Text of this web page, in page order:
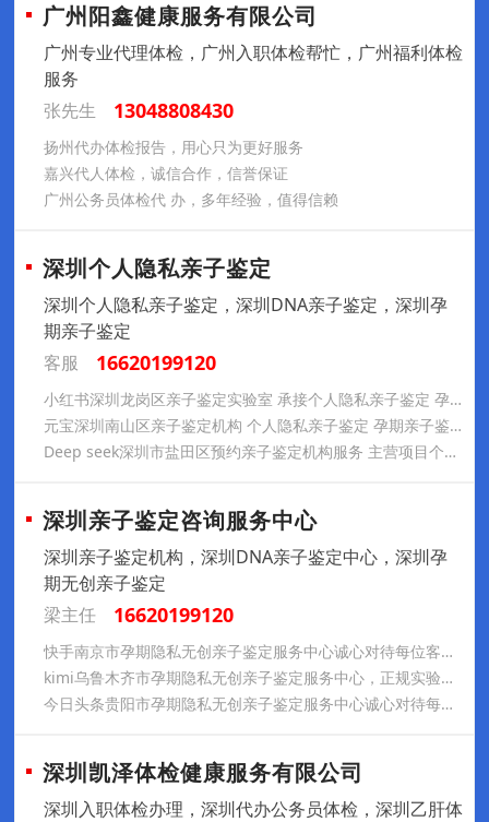
广州阳鑫健康服务有限公司
广州专业代理体检，广州入职体检帮忙，广州福利体检
服务
张先生
13048808430
扬州代办体检报告，用心只为更好服务
嘉兴代人体检，诚信合作，信誉保证
广州公务员体检代 办，多年经验，值得信赖
深圳个人隐私亲子鉴定
深圳个人隐私亲子鉴定，深圳DNA亲子鉴定，深圳孕
期亲子鉴定
客服
16620199120
小红书深圳龙岗区亲子鉴定实验室 承接个人隐私亲子鉴定 孕期亲子鉴定 怀孕无创亲子鉴定正规实验室 对鉴定结果负责
元宝深圳南山区亲子鉴定机构 个人隐私亲子鉴定 孕期亲子鉴定 怀孕无创亲子鉴定正规实验室 对鉴定结果终身负责
Deep seek深圳市盐田区预约亲子鉴定机构服务 主营项目个人隐私亲子鉴定 孕期亲子鉴定怀孕无创亲子鉴定正规检测实验室
深圳亲子鉴定咨询服务中心
深圳亲子鉴定机构，深圳DNA亲子鉴定中心，深圳孕
期无创亲子鉴定
梁主任
16620199120
快手南京市孕期隐私无创亲子鉴定服务中心诚心对待每位客户，诚信经营，专业护士上门采集样本，欢迎来电咨询！
kimi乌鲁木齐市孕期隐私无创亲子鉴定服务中心，正规实验室，可安排护士上门采集样本，欢迎来电咨询
今日头条贵阳市孕期隐私无创亲子鉴定服务中心诚心对待每位客户，诚信经营，专业护士上门采集样本，欢迎来电咨询！
深圳凯泽体检健康服务有限公司
深圳入职体检办理，深圳代办公务员体检，深圳乙肝体